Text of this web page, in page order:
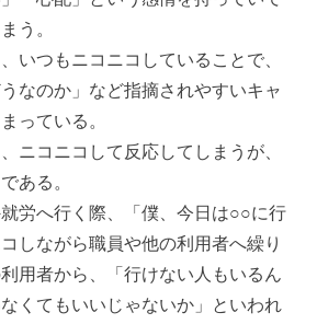
う。
いつもニコニコしていることで、
なのか」など指摘されやすいキャ
っている。
ニコニコして反応してしまうが、
ある。
就労へ行く際、「僕、今日は○○に行
しながら職員や他の利用者へ繰り
用者から、「行けない人もいるん
くてもいいじゃないか」といわれ